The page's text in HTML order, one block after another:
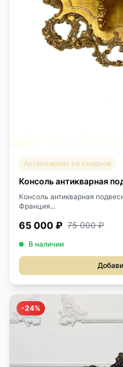
Антиквариат со скидкой
Консоль антикварная
Консоль антикварная
Франция...
65 000 ₽ 75 000 ₽
В наличии
-24%